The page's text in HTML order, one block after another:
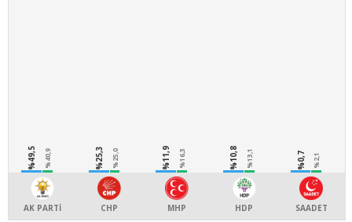
%49,5 %40,9
AK PARTİ
%25,3 %25,0
CHP
%11,9 %16,3
MHP
%10,8 %13,1
HDP
%0,7 %2,1
SAADET